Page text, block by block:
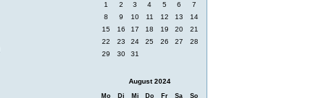
1 2 3 4 5 6
7
8
9 10 11 12 13
14
15
16 17 18 19 20
21
22
23 24 25 26 27
28
29
30 31
August 2024
Mo Di Mi Do Fr Sa So